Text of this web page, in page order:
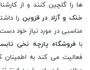
ها را گلچین کنند و از
خنک و آزاد در قزوین را
مناسبی در مورد نیاز خود
بافروشگاه پارچه نخی
فعالیت می کند به اطمینان